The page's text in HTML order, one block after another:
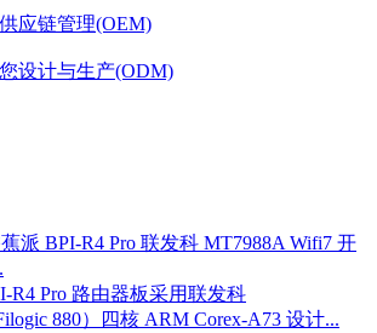
应链管理(OEM)
设计与生产(ODM)
派 BPI-R4 Pro 联发科 MT7988A Wifi7 开
R4 Pro 路由器板采用联发科
880）四核 ARM Corex-A73 设计...